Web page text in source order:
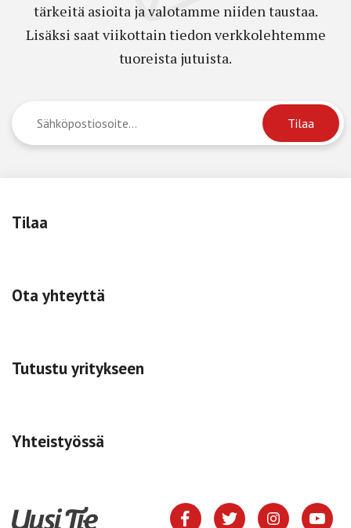
tärkeitä asioita ja valotamme niiden taustaa.
Lisäksi saat viikottain tiedon verkkolehtemme
tuoreista jutuista.
Tilaa
Ota yhteyttä
Tutustu yritykseen
Yhteistyössä